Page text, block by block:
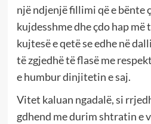
një ndjenjë fillimi që e bënte
kujdesshme dhe çdo hap më
kujtesë e qetë se edhe në
të zgjedhë të flasë me
e humbur dinjitetin e saj.
Vitet kaluan ngadalë, si
gdhend me durim shtratin e